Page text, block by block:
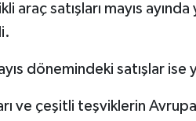
araç satışları mayıs
dönemindeki satışlar ise
ve çeşitli teşviklerin